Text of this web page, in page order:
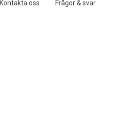
Kontakta oss Frågor & svar